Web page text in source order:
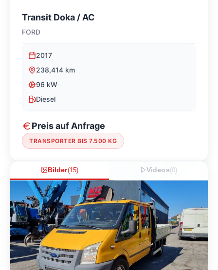
Transit Doka / AC
FORD
2017
238,414 km
96 kW
Diesel
Preis auf Anfrage
TRANSPORTER BIS 7.500 KG
Bilder(15) Videos(0)